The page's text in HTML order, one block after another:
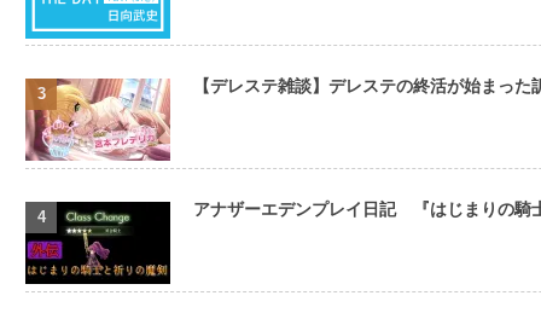
【デレステ雑談】デレステの終活が始まっ
アナザーエデンプレイ日記 『はじまりの騎